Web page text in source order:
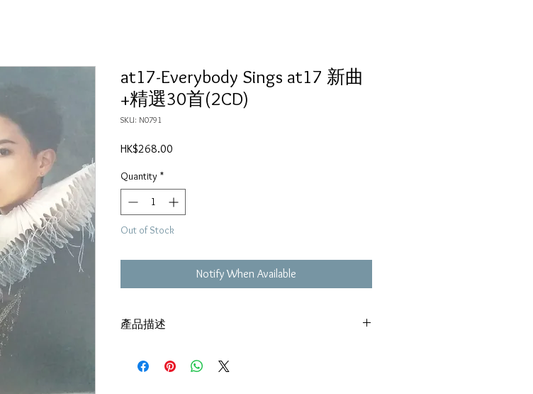
at17-Everybody Sings at17 新曲
+精選30首(2CD)
SKU: N0791
HK$268.00
Quantity *
Out of Stock
Notify When Available
產品描述
有歌詞